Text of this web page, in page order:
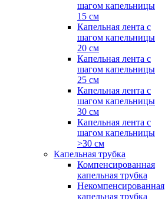
шагом капельницы
15 см
Капельная лента с
шагом капельницы
20 см
Капельная лента с
шагом капельницы
25 см
Капельная лента с
шагом капельницы
30 см
Капельная лента с
шагом капельницы
>30 см
Капельная трубка
Компенсированная
капельная трубка
Некомпенсированная
капельная трубка